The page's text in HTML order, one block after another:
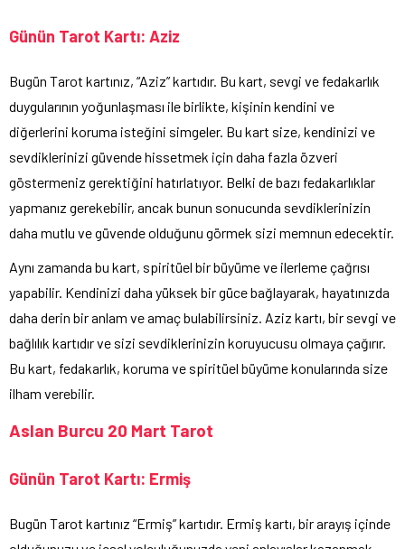
Günün Tarot Kartı: Aziz
Bugün Tarot kartınız, “Aziz” kartıdır. Bu kart, sevgi ve fedakarlık
duygularının yoğunlaşması ile birlikte, kişinin kendini ve
diğerlerini koruma isteğini simgeler. Bu kart size, kendinizi ve
sevdiklerinizi güvende hissetmek için daha fazla özveri
göstermeniz gerektiğini hatırlatıyor. Belki de bazı fedakarlıklar
yapmanız gerekebilir, ancak bunun sonucunda sevdiklerinizin
daha mutlu ve güvende olduğunu görmek sizi memnun edecektir.
Aynı zamanda bu kart, spiritüel bir büyüme ve ilerleme çağrısı
yapabilir. Kendinizi daha yüksek bir güce bağlayarak, hayatınızda
daha derin bir anlam ve amaç bulabilirsiniz. Aziz kartı, bir sevgi ve
bağlılık kartıdır ve sizi sevdiklerinizin koruyucusu olmaya çağırır.
Bu kart, fedakarlık, koruma ve spiritüel büyüme konularında size
ilham verebilir.
Aslan Burcu 20 Mart Tarot
Günün Tarot Kartı: Ermiş
Bugün Tarot kartınız “Ermiş” kartıdır. Ermiş kartı, bir arayış içinde